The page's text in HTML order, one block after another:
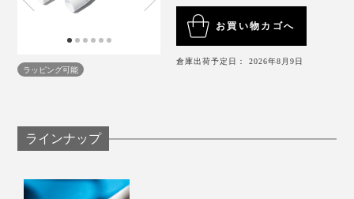
ラッピング可能
お買い物カゴへ
倉庫出荷予定日： 2026年8月9日
ラインナップ